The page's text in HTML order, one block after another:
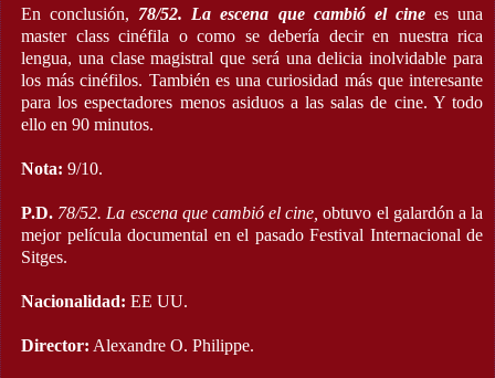
En conclusión, 78/52. La escena que cambió el cinees una
master class cinéfila o como se debería decir en nuestra rica
lengua, una clase magistral que será una delicia inolvidable para
los más cinéfilos. También es una curiosidad más que interesante
para los espectadores menos asiduos a las salas de cine. Y todo
ello en 90 minutos.
Nota: 9/10.
P.D. 78/52. La escena que cambió el cine, obtuvo el galardón a la
mejor película documental en el pasado Festival Internacional de
Sitges.
Nacionalidad: EE UU.
Director: Alexandre O. Philippe.